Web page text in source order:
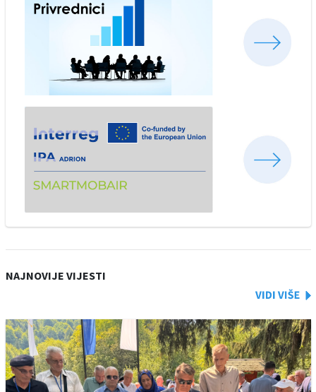
NAJNOVIJE VIJESTI